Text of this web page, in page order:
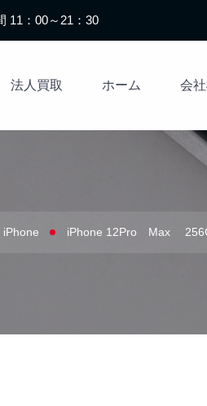
11：00～21：30
法人買取 ホーム 会
iPhone iPhone 12Pro Max